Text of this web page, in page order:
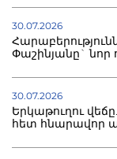
30.07.2026
Փաշինյանը` նոր
30.07.2026
Երկաթուղու
հետ հնարավոր